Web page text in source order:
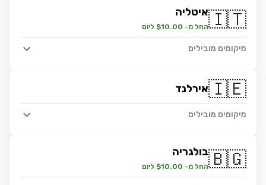
🇮🇹איטליה
החל מ- $10.00 ליום
מיקומים מובילים
🇮🇪אירלנד
מיקומים מובילים
🇧🇬בולגריה
החל מ- $10.00 ליום